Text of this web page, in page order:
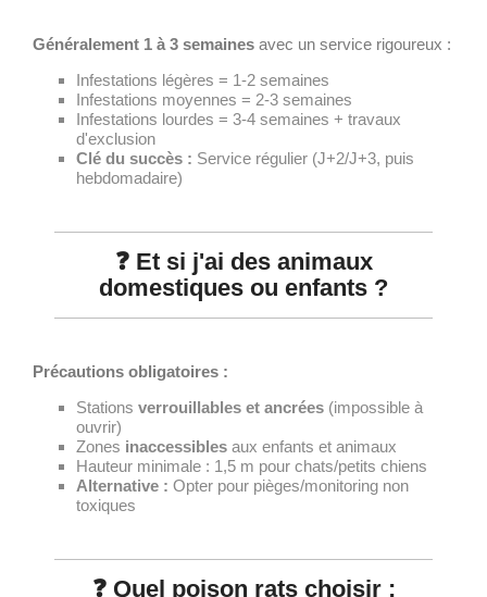
Généralement 1 à 3 semaines avec un service rigoureux :
Infestations légères = 1-2 semaines
Infestations moyennes = 2-3 semaines
Infestations lourdes = 3-4 semaines + travaux
d'exclusion
Clé du succès : Service régulier (J+2/J+3, puis
hebdomadaire)
❓ Et si j'ai des animaux
domestiques ou enfants ?
Précautions obligatoires :
Stations verrouillables et ancrées (impossible à
ouvrir)
Zones inaccessibles aux enfants et animaux
Hauteur minimale : 1,5 m pour chats/petits chiens
Alternative : Opter pour pièges/monitoring non
toxiques
❓ Quel poison rats choisir :